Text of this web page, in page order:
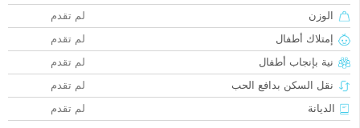
الوزن
لم تقدم
إمتلاك أطفال
لم تقدم
نية بإنجاب أطفال
لم تقدم
نقل السكن بدافع الحب
لم تقدم
الديانة
لم تقدم